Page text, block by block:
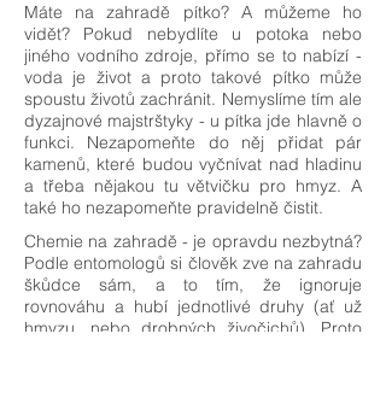
Máte na zahradě pítko? A můžeme ho
vidět? Pokud nebydlíte u potoka nebo
jiného vodního zdroje, přímo se to nabízí -
voda je život a proto takové pítko může
spoustu životů zachránit. Nemyslíme tím ale
dyzajnové majstrštyky - u pítka jde hlavně o
funkci. Nezapomeňte do něj přidat pár
kamenů, které budou vyčnívat nad hladinu
a třeba nějakou tu větvičku pro hmyz. A
také ho nezapomeňte pravidelně čistit.
Chemie na zahradě - je opravdu nezbytná?
Podle entomologů si člověk zve na zahradu
škůdce sám, a to tím, že ignoruje
rovnováhu a hubí jednotlivé druhy (ať už
hmyzu, nebo drobných živočichů). Proto